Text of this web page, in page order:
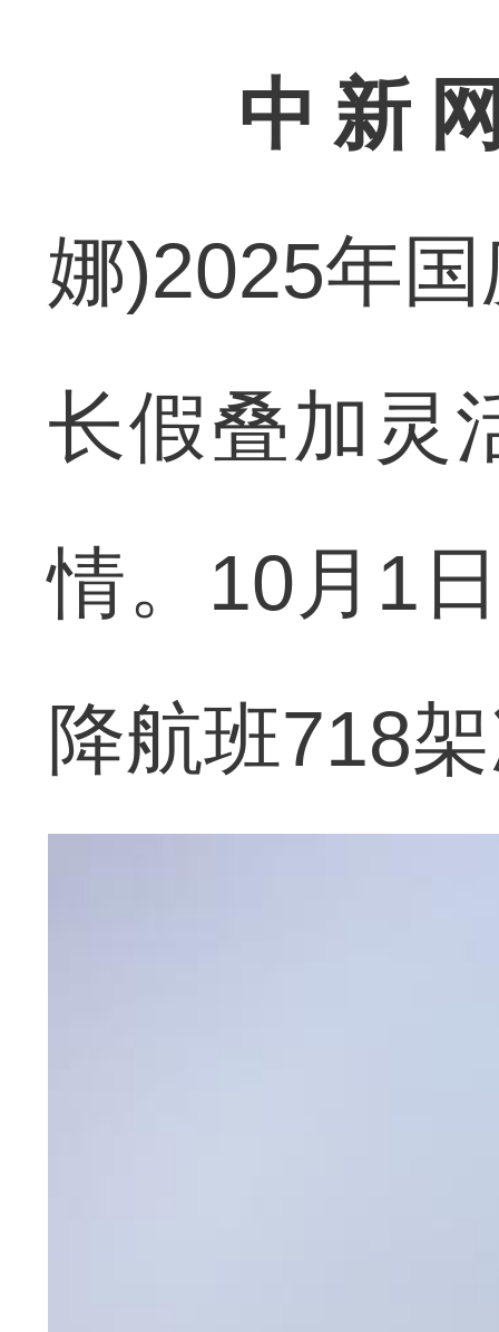
中新
娜)2025年
长假叠加灵
情。10月1
降航班718